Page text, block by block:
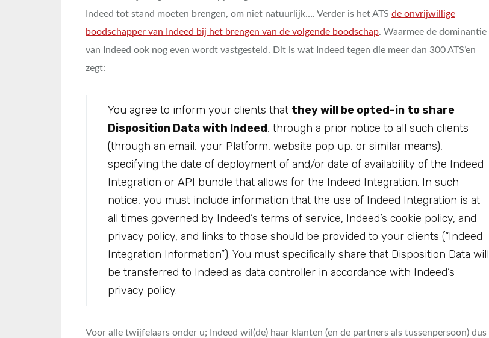
Indeed tot stand moeten brengen, om niet natuurlijk…. Verder is het ATS de onvrijwillige
boodschapper van Indeed bij het brengen van de volgende boodschap. Waarmee de dominantie
van Indeed ook nog even wordt vastgesteld. Dit is wat Indeed tegen die meer dan 300 ATS’en
zegt:
You agree to inform your clients that they will be opted-in to share
Disposition Data with Indeed, through a prior notice to all such clients
(through an email, your Platform, website pop up, or similar means),
specifying the date of deployment of and/or date of availability of the Indeed
Integration or API bundle that allows for the Indeed Integration. In such
notice, you must include information that the use of Indeed Integration is at
all times governed by Indeed’s terms of service, Indeed’s cookie policy, and
privacy policy, and links to those should be provided to your clients (“Indeed
Integration Information”). You must specifically share that Disposition Data will
be transferred to Indeed as data controller in accordance with Indeed’s
privacy policy.
Voor alle twijfelaars onder u; Indeed wil(de) haar klanten (en de partners als tussenpersoon) dus